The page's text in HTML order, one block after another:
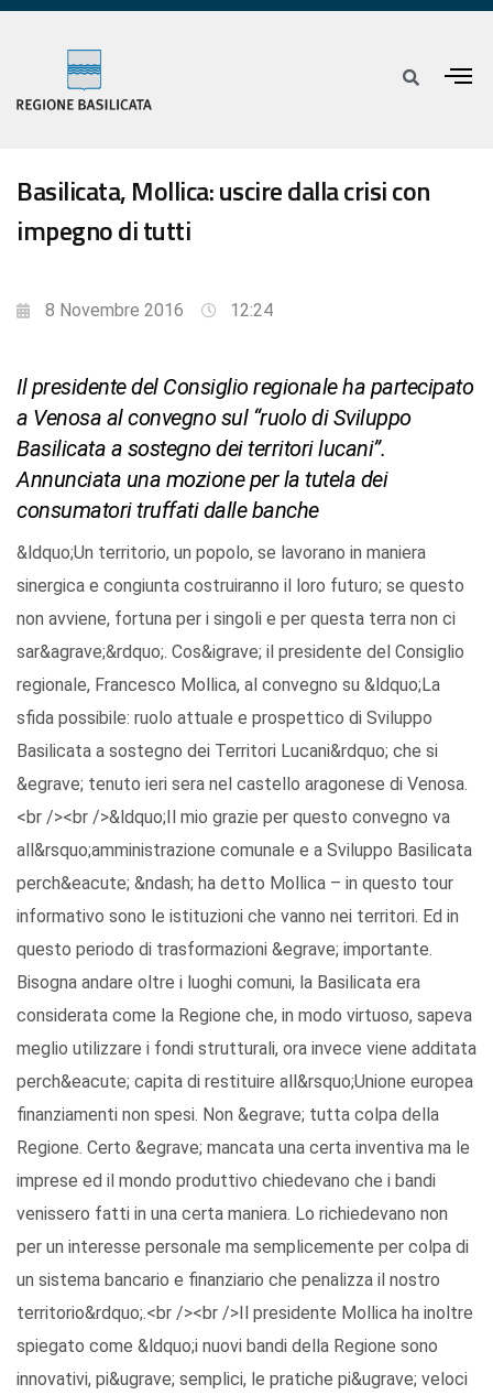
Basilicata, Mollica: uscire dalla crisi con
impegno di tutti
8 Novembre 2016 12:24
Il presidente del Consiglio regionale ha partecipato
a Venosa al convegno sul “ruolo di Sviluppo
Basilicata a sostegno dei territori lucani”.
Annunciata una mozione per la tutela dei
consumatori truffati dalle banche
&ldquo;Un territorio, un popolo, se lavorano in maniera
sinergica e congiunta costruiranno il loro futuro; se questo
non avviene, fortuna per i singoli e per questa terra non ci
sar&agrave;&rdquo;. Cos&igrave; il presidente del Consiglio
regionale, Francesco Mollica, al convegno su &ldquo;La
sfida possibile: ruolo attuale e prospettico di Sviluppo
Basilicata a sostegno dei Territori Lucani&rdquo; che si
&egrave; tenuto ieri sera nel castello aragonese di Venosa.
<br /><br />&ldquo;Il mio grazie per questo convegno va
all&rsquo;amministrazione comunale e a Sviluppo Basilicata
perch&eacute; &ndash; ha detto Mollica – in questo tour
informativo sono le istituzioni che vanno nei territori. Ed in
questo periodo di trasformazioni &egrave; importante.
Bisogna andare oltre i luoghi comuni, la Basilicata era
considerata come la Regione che, in modo virtuoso, sapeva
meglio utilizzare i fondi strutturali, ora invece viene additata
perch&eacute; capita di restituire all&rsquo;Unione europea
finanziamenti non spesi. Non &egrave; tutta colpa della
Regione. Certo &egrave; mancata una certa inventiva ma le
imprese ed il mondo produttivo chiedevano che i bandi
venissero fatti in una certa maniera. Lo richiedevano non
per un interesse personale ma semplicemente per colpa di
un sistema bancario e finanziario che penalizza il nostro
territorio&rdquo;.<br /><br />Il presidente Mollica ha inoltre
spiegato come &ldquo;i nuovi bandi della Regione sono
innovativi, pi&ugrave; semplici, le pratiche pi&ugrave; veloci